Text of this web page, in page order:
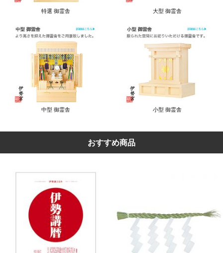
特選 御霊舎 大型 御霊舎
中型 御霊舎 小型 御霊舎
おすすめ商品